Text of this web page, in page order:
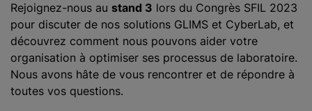
Rejoignez-nous au stand 3 lors du Congrès SFIL 2023
pour discuter de nos solutions GLIMS et CyberLab, et
découvrez comment nous pouvons aider votre
organisation à optimiser ses processus de laboratoire.
Nous avons hâte de vous rencontrer et de répondre à
toutes vos questions.